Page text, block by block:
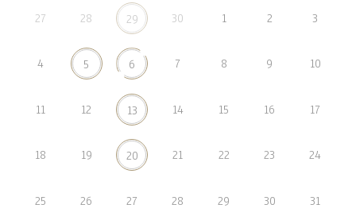
27 28 29 30 1 2 3
4 5 6 7 8 9 10
11 12 13 14 15 16 17
18 19 20 21 22 23 24
25 26 27 28 29 30 31